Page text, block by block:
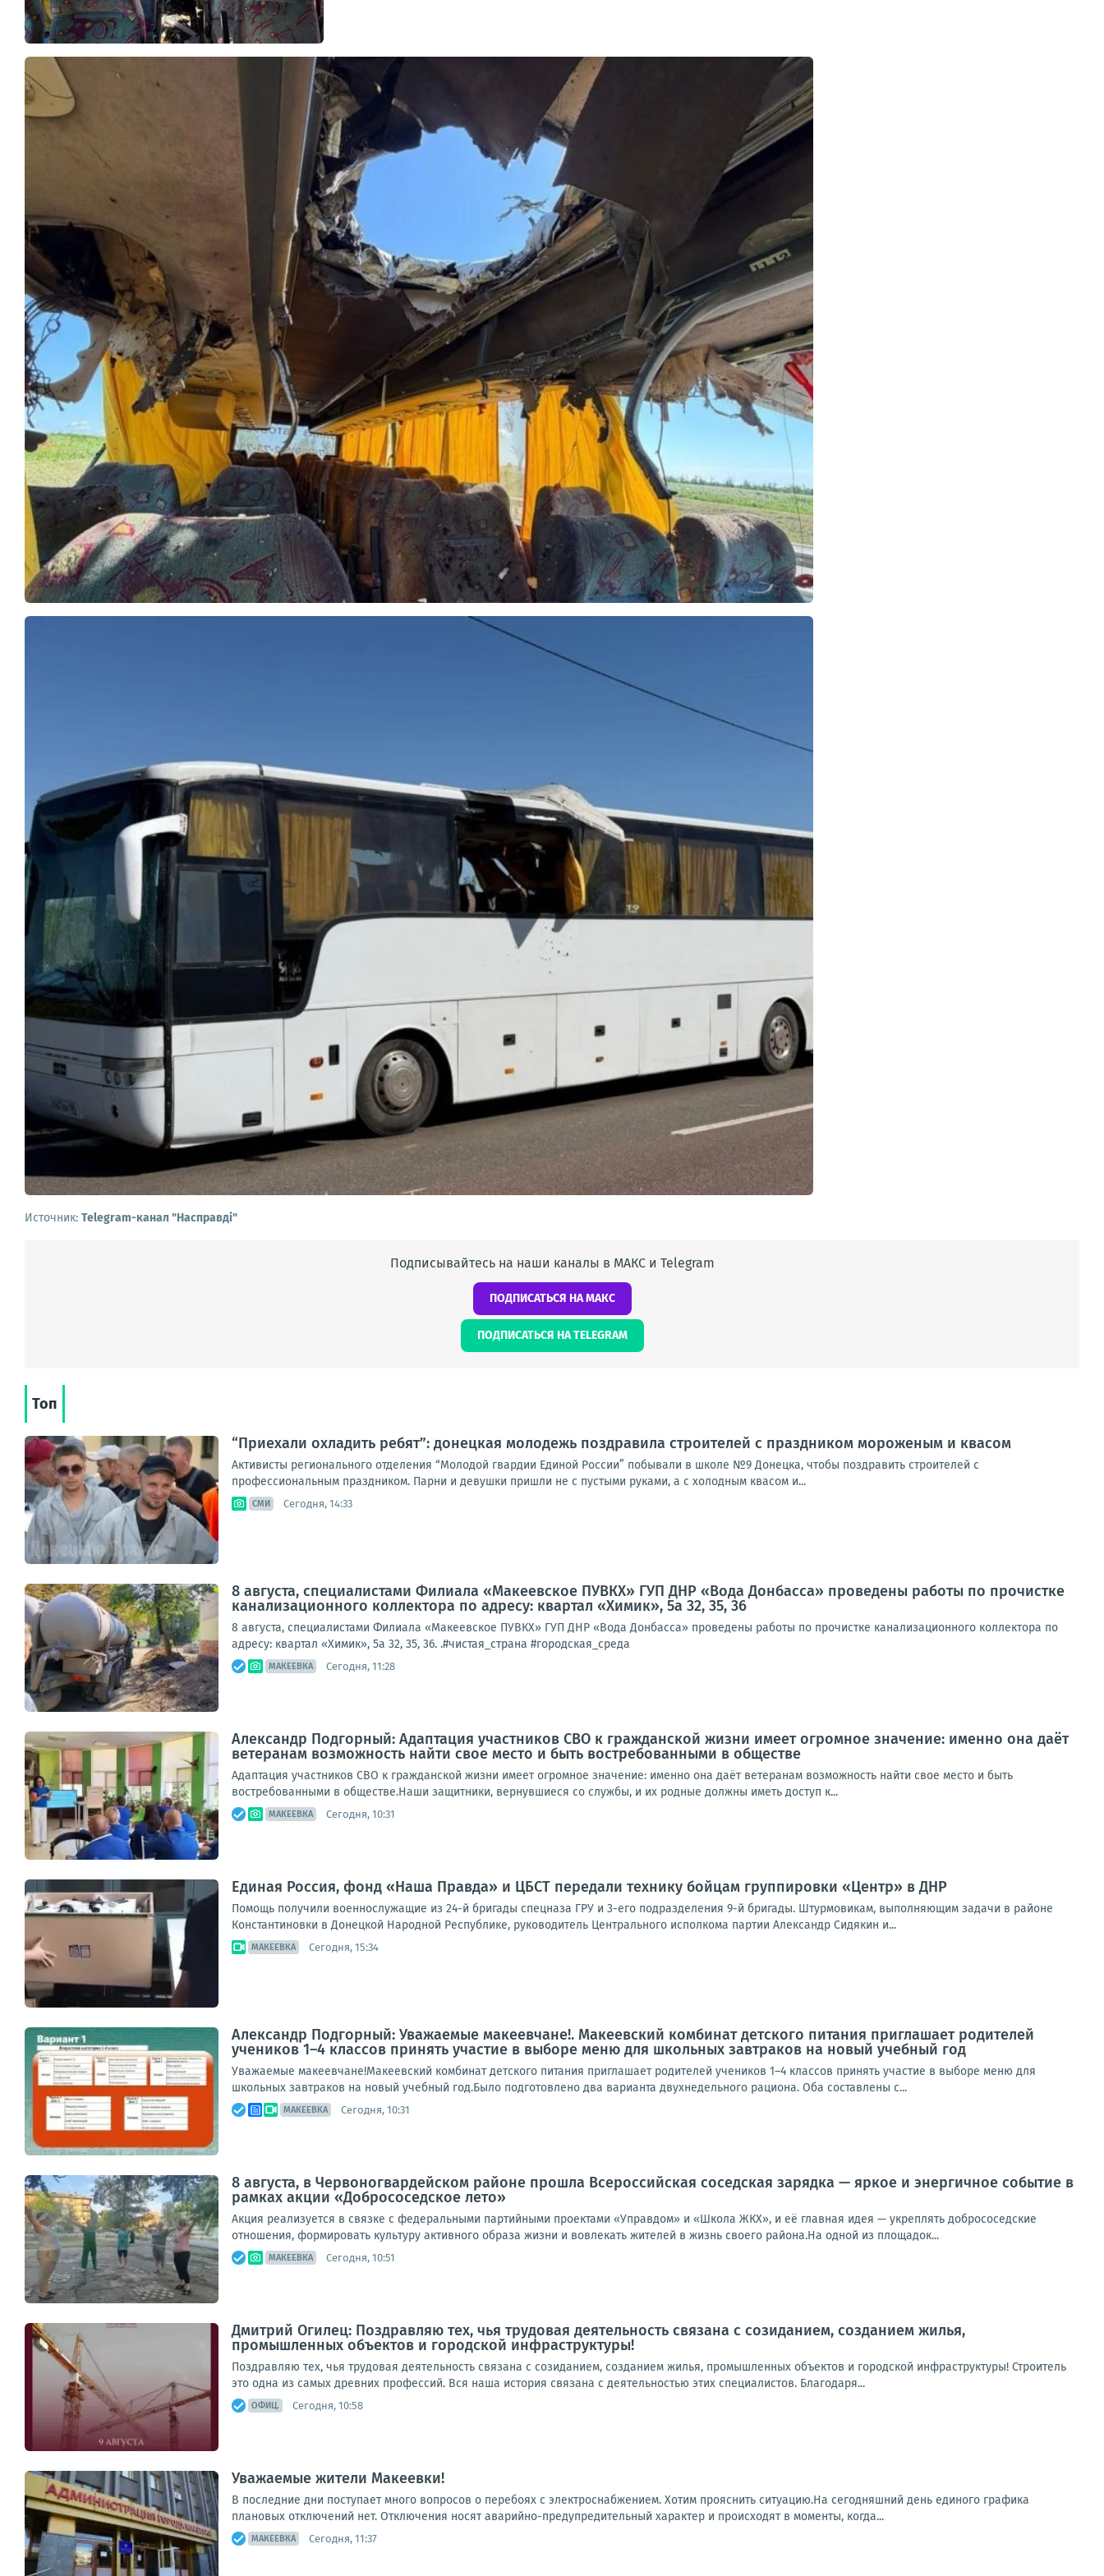
Источник: Telegram-канал "Насправдi"
Подписывайтесь на наши каналы в МАКС и Telegram
ПОДПИСАТЬСЯ НА МАКС
ПОДПИСАТЬСЯ НА TELEGRAM
Топ
“Приехали охладить ребят”: донецкая молодежь поздравила строителей с праздником мороженым и квасом
Активисты регионального отделения “Молодой гвардии Единой России” побывали в школе №9 Донецка, чтобы поздравить строителей с
профессиональным праздником. Парни и девушки пришли не с пустыми руками, а с холодным квасом и...
СМИ Сегодня, 14:33
8 августа, специалистами Филиала «Макеевское ПУВКХ» ГУП ДНР «Вода Донбасса» проведены работы по прочистке
канализационного коллектора по адресу: квартал «Химик», 5а 32, 35, 36
8 августа, специалистами Филиала «Макеевское ПУВКХ» ГУП ДНР «Вода Донбасса» проведены работы по прочистке канализационного коллектора по
адресу: квартал «Химик», 5а 32, 35, 36. .#чистая_страна #городская_среда
МАКЕЕВКА Сегодня, 11:28
Александр Подгорный: Адаптация участников СВО к гражданской жизни имеет огромное значение: именно она даёт
ветеранам возможность найти свое место и быть востребованными в обществе
Адаптация участников СВО к гражданской жизни имеет огромное значение: именно она даёт ветеранам возможность найти свое место и быть
востребованными в обществе.Наши защитники, вернувшиеся со службы, и их родные должны иметь доступ к...
МАКЕЕВКА Сегодня, 10:31
Единая Россия, фонд «Наша Правда» и ЦБСТ передали технику бойцам группировки «Центр» в ДНР
Помощь получили военнослужащие из 24-й бригады спецназа ГРУ и 3-его подразделения 9-й бригады. Штурмовикам, выполняющим задачи в районе
Константиновки в Донецкой Народной Республике, руководитель Центрального исполкома партии Александр Сидякин и...
МАКЕЕВКА Сегодня, 15:34
Александр Подгорный: Уважаемые макеевчане!. Макеевский комбинат детского питания приглашает родителей
учеников 1–4 классов принять участие в выборе меню для школьных завтраков на новый учебный год
Уважаемые макеевчане!Макеевский комбинат детского питания приглашает родителей учеников 1–4 классов принять участие в выборе меню для
школьных завтраков на новый учебный год.Было подготовлено два варианта двухнедельного рациона. Оба составлены с...
МАКЕЕВКА Сегодня, 10:31
8 августа, в Червоногвардейском районе прошла Всероссийская соседская зарядка — яркое и энергичное событие в
рамках акции «Добрососедское лето»
Акция реализуется в связке с федеральными партийными проектами «Управдом» и «Школа ЖКХ», и её главная идея — укреплять добрососедские
отношения, формировать культуру активного образа жизни и вовлекать жителей в жизнь своего района.На одной из площадок...
МАКЕЕВКА Сегодня, 10:51
Дмитрий Огилец: Поздравляю тех, чья трудовая деятельность связана с созиданием, созданием жилья,
промышленных объектов и городской инфраструктуры!
Поздравляю тех, чья трудовая деятельность связана с созиданием, созданием жилья, промышленных объектов и городской инфраструктуры! Строитель
это одна из самых древних профессий. Вся наша история связана с деятельностью этих специалистов. Благодаря...
ОФИЦ. Сегодня, 10:58
Уважаемые жители Макеевки!
В последние дни поступает много вопросов о перебоях с электроснабжением. Хотим прояснить ситуацию.На сегодняшний день единого графика
плановых отключений нет. Отключения носят аварийно-предупредительный характер и происходят в моменты, когда...
МАКЕЕВКА Сегодня, 11:37